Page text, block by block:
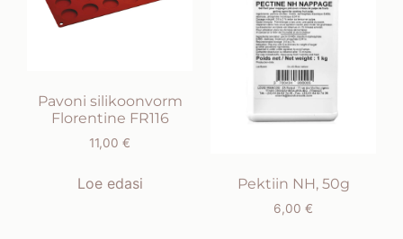
Pavoni silikoonvorm
Florentine FR116
11,00 €
Loe edasi Pektiin NH, 50g
6,00 €